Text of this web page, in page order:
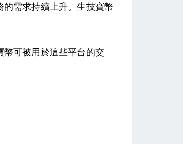
需求持續上升。生技寶幣
可被用於這些平台的交